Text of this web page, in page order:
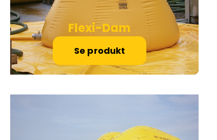
Flexi-Dam
Se produkt